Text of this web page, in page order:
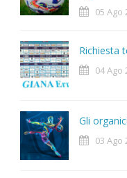
05 Ago
Richiesta
04 Ago
Gli
03 Ago